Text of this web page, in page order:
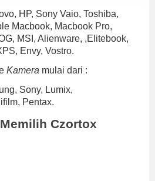
HP, Sony Vaio, Toshiba,
Macbook, Macbook Pro,
MSI, Alienware, ,Elitebook,
Envy, Vostro.
Kamera mulai dari :
Sony, Lumix,
Pentax.
Czortox